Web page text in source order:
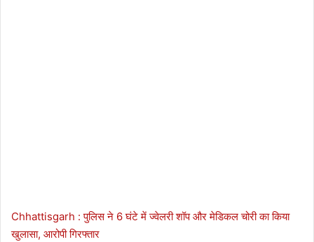
Chhattisgarh : पुलिस ने 6 घंटे में ज्वेलरी शॉप और मेडिकल चोरी का किया
खुलासा, आरोपी गिरफ्तार